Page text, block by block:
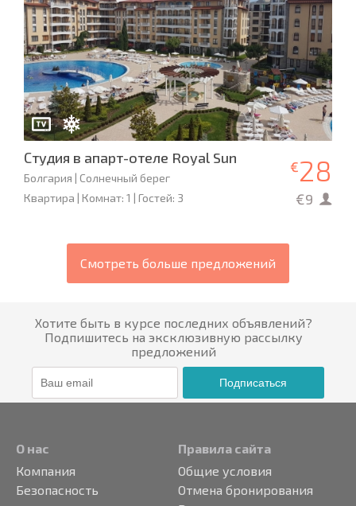
Студия в апарт-отеле Royal Sun
Болгария | Солнечный берег
Квартира | Комнат: 1 | Гостей: 3
€28
€9
Смотреть больше предложений
Хотите быть в курсе последних объявлений?
Подпишитесь на эксклюзивную рассылку
предложений
Подписаться
О нас
Компания
Безопасность
Правила сайта
Общие условия
Отмена бронирования